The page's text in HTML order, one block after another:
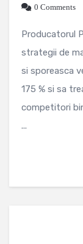
0 Comments
Producatorul
strategii de
si sporeasca
175 % si sa
competitori
...